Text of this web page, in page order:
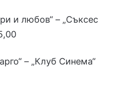
и любов“ – „Съксес
– „Клуб Синема“